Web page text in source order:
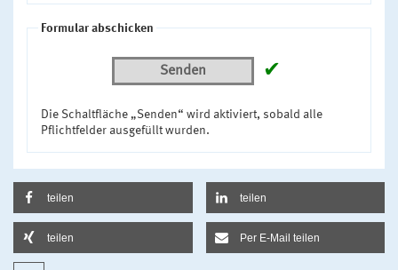
Formular abschicken
Senden ✔
Die Schaltfläche „Senden“ wird aktiviert, sobald alle
Pflichtfelder ausgefüllt wurden.
teilen teilen
teilen Per E-Mail teilen